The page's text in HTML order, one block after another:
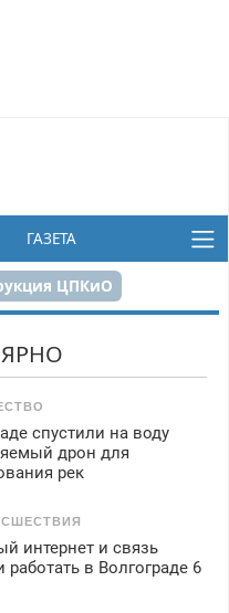
ГАЗЕТА
ЦПКиО
спустили на воду
дрон для
рек
интернет и связь
работать в Волгограде 6